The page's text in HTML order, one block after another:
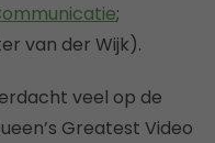
;
van der Wijk).
veel op de
Greatest Video